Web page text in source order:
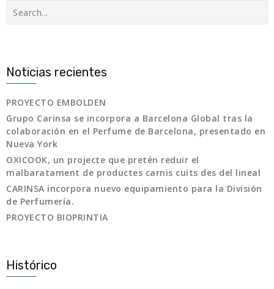
Noticias recientes
PROYECTO EMBOLDEN
Grupo Carinsa se incorpora a Barcelona Global tras la
colaboración en el Perfume de Barcelona, presentado en
Nueva York
OXICOOK, un projecte que pretén reduir el
malbaratament de productes carnis cuits des del lineal
CARINSA incorpora nuevo equipamiento para la División
de Perfumería.
PROYECTO BIOPRINTIA
Histórico